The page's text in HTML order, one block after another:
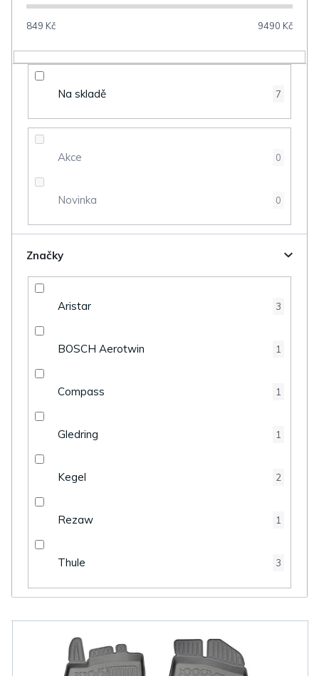
o
849 Kč 9490 Kč
Na skladě 7
Akce 0
Novinka 0
Značky
Aristar 3
BOSCH Aerotwin 1
Compass 1
Gledring 1
Kegel 2
Rezaw 1
Thule 3